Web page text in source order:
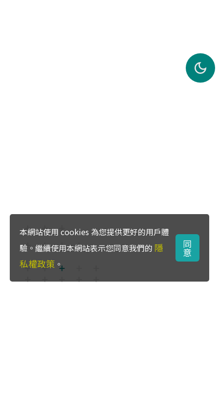
本網站使用 cookies 為您提供更好的用戶體
驗。繼續使用本網站表示您同意我們的 隱
私權政策 。
同
意